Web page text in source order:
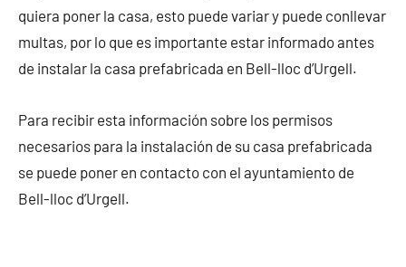
quiera poner la casa, esto puede variar y puede conllevar
multas, por lo que es importante estar informado antes
de instalar la casa prefabricada en Bell-lloc d’Urgell.
Para recibir esta información sobre los permisos
necesarios para la instalación de su casa prefabricada
se puede poner en contacto con el ayuntamiento de
Bell-lloc d’Urgell.